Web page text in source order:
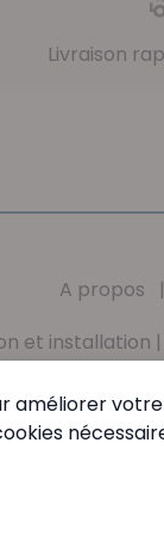
Livraison
A propos |
et installation |
générales|Vie
- Du Lundi
améliorer